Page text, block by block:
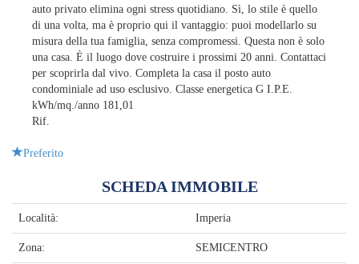
auto privato elimina ogni stress quotidiano. Sì, lo stile è quello
di una volta, ma è proprio qui il vantaggio: puoi modellarlo su
misura della tua famiglia, senza compromessi. Questa non è solo
una casa. È il luogo dove costruire i prossimi 20 anni. Contattaci
per scoprirla dal vivo. Completa la casa il posto auto
condominiale ad uso esclusivo. Classe energetica G I.P.E.
kWh/mq./anno 181,01
Rif.
Preferito
SCHEDA IMMOBILE
Località: Imperia
Zona: SEMICENTRO